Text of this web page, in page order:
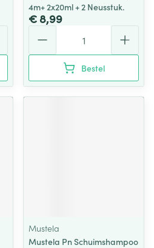
4m+ 2x20ml + 2 Neusstuk.
€ 8,99
Bestel
Mustela
Mustela Pn Schuimshampoo